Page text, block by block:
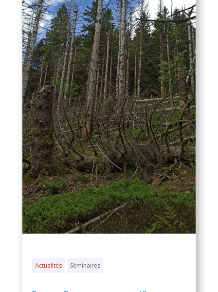
Actualités Séminaires